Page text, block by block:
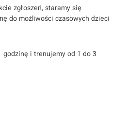
zgłoszeń, staramy się
do możliwości czasowych dzieci
i trenujemy od 1 do 3